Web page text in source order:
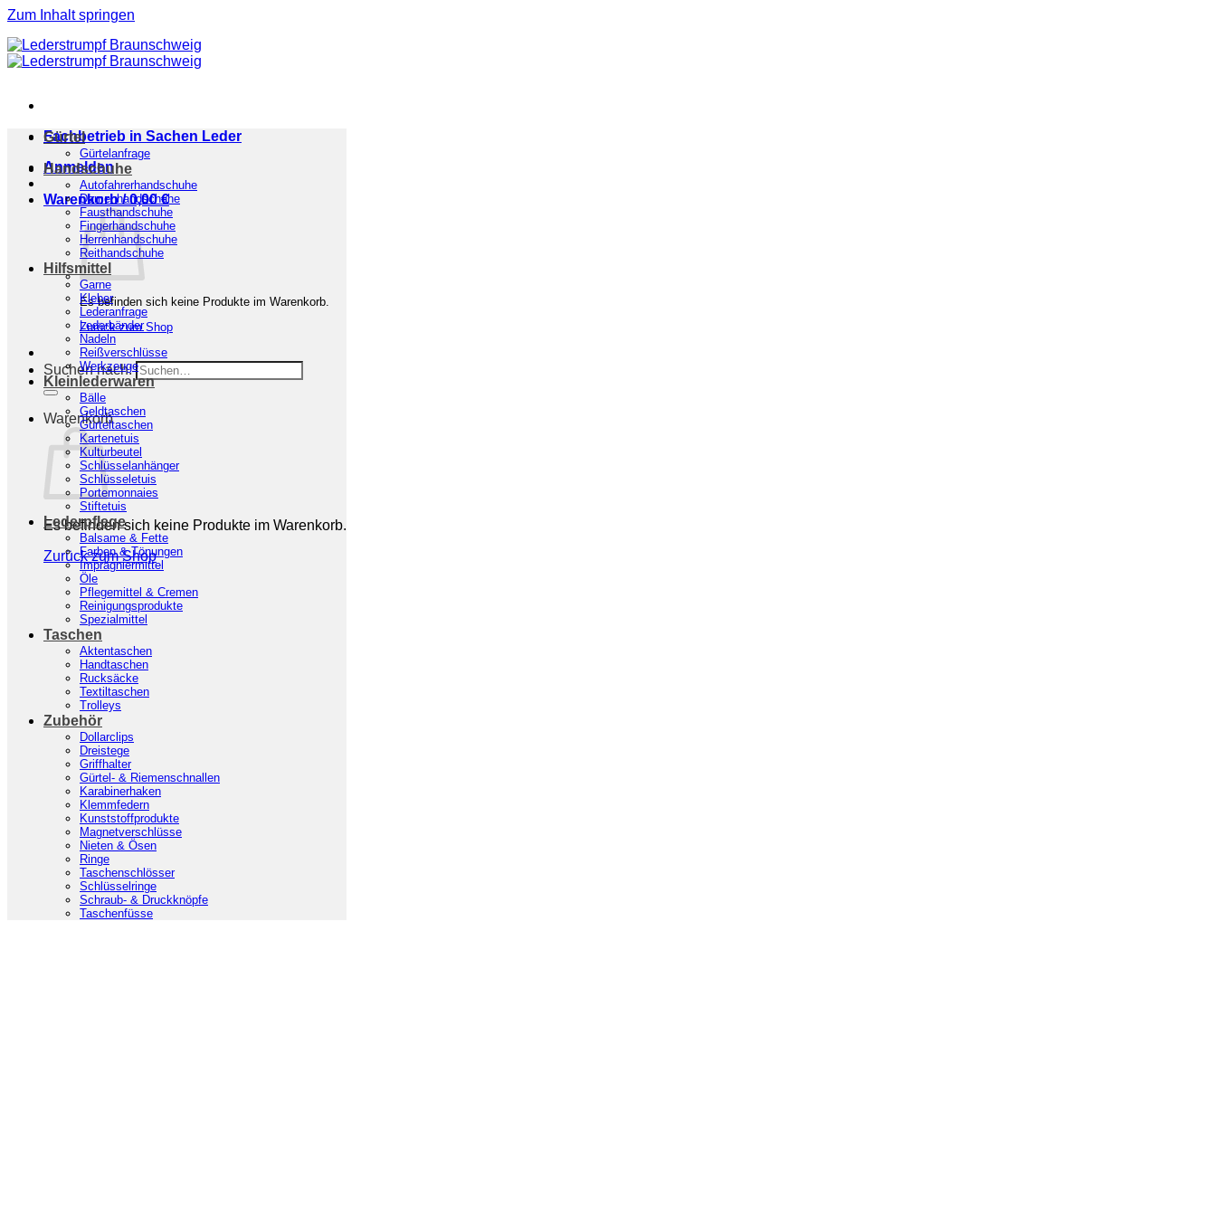
Zum Inhalt springen
Fachbetrieb in Sachen Leder
Anmelden
Warenkorb /0,00€
Es befinden sich keine Produkte im Warenkorb.
Zurück zum Shop
Suchen nach:
Warenkorb
Es befinden sich keine Produkte im Warenkorb.
Zurück zum Shop
Gürtel
Gürtelanfrage
Handschuhe
Autofahrerhandschuhe
Damenhandschuhe
Fausthandschuhe
Fingerhandschuhe
Herrenhandschuhe
Reithandschuhe
Hilfsmittel
Garne
Kleber
Lederanfrage
Lederbänder
Nadeln
Reißverschlüsse
Werkzeuge
Kleinlederwaren
Bälle
Geldtaschen
Gürteltaschen
Kartenetuis
Kulturbeutel
Schlüsselanhänger
Schlüsseletuis
Portemonnaies
Stiftetuis
Lederpflege
Balsame & Fette
Farben & Tönungen
Imprägniermittel
Öle
Pflegemittel & Cremen
Reinigungsprodukte
Spezialmittel
Taschen
Aktentaschen
Handtaschen
Rucksäcke
Textiltaschen
Trolleys
Zubehör
Dollarclips
Dreistege
Griffhalter
Gürtel- & Riemenschnallen
Karabinerhaken
Klemmfedern
Kunststoffprodukte
Magnetverschlüsse
Nieten & Ösen
Ringe
Taschenschlösser
Schlüsselringe
Schraub- & Druckknöpfe
Taschenfüsse